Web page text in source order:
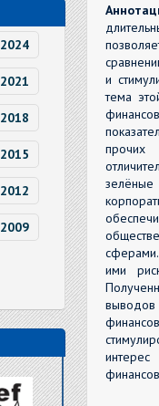
2024
2021
2018
2015
2012
2009
и
тема
прочих
ими